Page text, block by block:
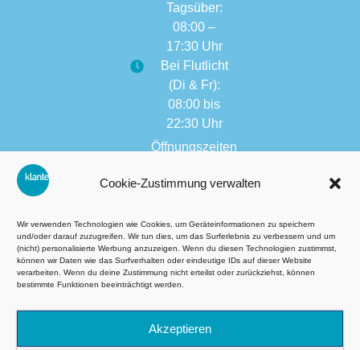
Cookie-Zustimmung verwalten
Wir verwenden Technologien wie Cookies, um Geräteinformationen zu speichern
und/oder darauf zuzugreifen. Wir tun dies, um das Surferlebnis zu verbessern und um
(nicht) personalisierte Werbung anzuzeigen. Wenn du diesen Technologien zustimmst,
können wir Daten wie das Surfverhalten oder eindeutige IDs auf dieser Website
verarbeiten. Wenn du deine Zustimmung nicht erteilst oder zurückziehst, können
bestimmte Funktionen beeinträchtigt werden.
Akzeptieren
Tagsüber:
08:00 –
17:30 Uhr
Bei Flutlicht
(Di & Fr):
08:00 bis
22:30 Uhr
Öffnungszeiten
Filialen:
17:30 Uhr
Terms and Conditions (GTC
Privacy
imprint